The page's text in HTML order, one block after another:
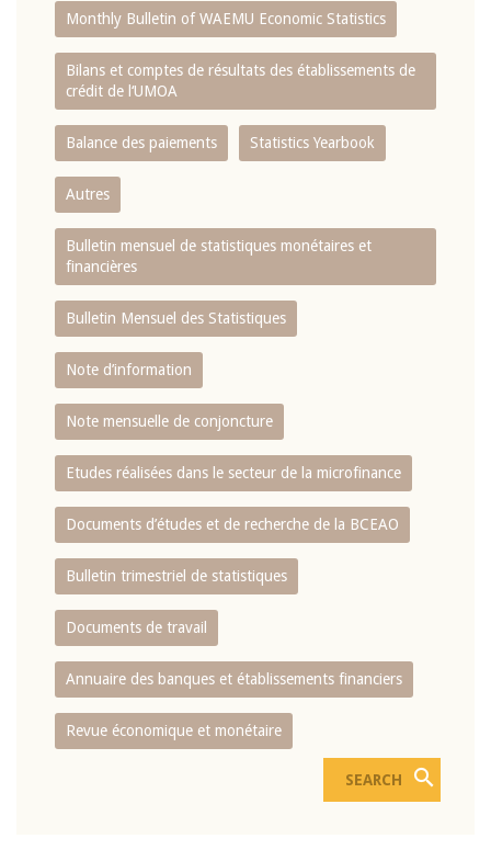
Monthly Bulletin of WAEMU Economic Statistics
Bilans et comptes de résultats des établissements de
crédit de l‘UMOA
Balance des paiements Statistics Yearbook
Autres
Bulletin mensuel de statistiques monétaires et
financières
Bulletin Mensuel des Statistiques
Note d’information
Note mensuelle de conjoncture
Etudes réalisées dans le secteur de la microfinance
Documents d’études et de recherche de la BCEAO
Bulletin trimestriel de statistiques
Documents de travail
Annuaire des banques et établissements financiers
Revue économique et monétaire